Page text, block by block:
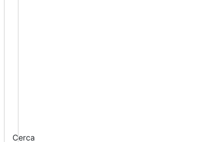
Cerca